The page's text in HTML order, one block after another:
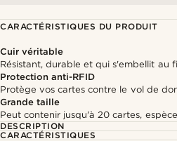
CARACTÉRISTIQUES DU PRODUIT
Cuir véritable
Résistant, durable et qui s'embellit au
Protection anti-RFID
Protège vos cartes contre le vol de
Grande taille
Peut contenir jusqu'à 20 cartes,
DESCRIPTION
CARACTÉRISTIQUES